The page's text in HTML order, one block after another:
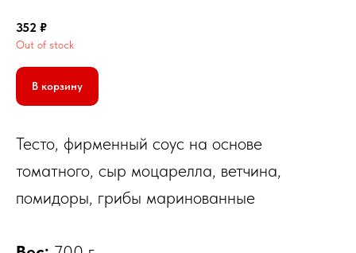
352 ₽
Out of stock
В корзину
Тесто, фирменный соус на основе
томатного, сыр моцарелла, ветчина,
помидоры, грибы маринованные
©2026Пицца Экспресс
ИП Елисеенко А.К. ИНН: 503506837890